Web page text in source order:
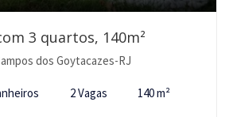
3 quartos, 140m²
dos Goytacazes-RJ
2 Vagas 140 m²